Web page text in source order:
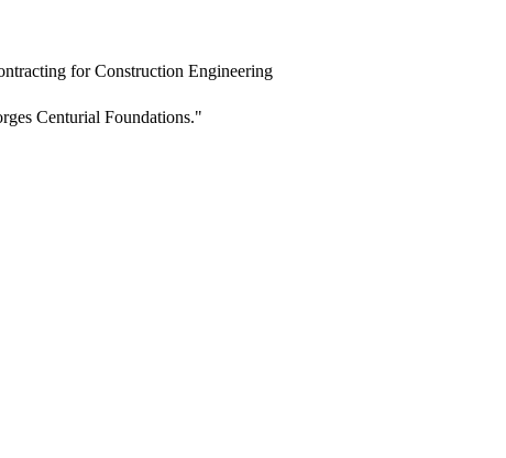
for Construction Engineering
Centurial Foundations."